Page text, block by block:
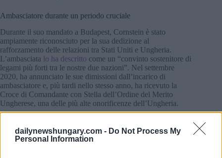
dailynewshungary.com - Do Not Process My
Personal Information
Ambasciatore durante un periodo cruciale
Durante il suo mandato a Budapest, Cornstein è stato
ampiamente riconosciuto per la sua dedizione al
rafforzamento delle relazioni tra Stati Uniti e Ungheria.
L’ambasciata lo ha descritto come un “convinto sostenitore di
legami più forti tra le nostre due nazioni”. Nel settembre
2020, ha annunciato le sue dimissioni dall’incarico di
ambasciatore e, più tardi nello stesso anno, ha ricevuto la
Croce di Comandante con Stella dell’Ordine del Merito
Ungherese, una delle più alte onorificenze dell’Ungheria.
L’Ambasciata degli Stati Uniti ha espresso le sue “più sincere